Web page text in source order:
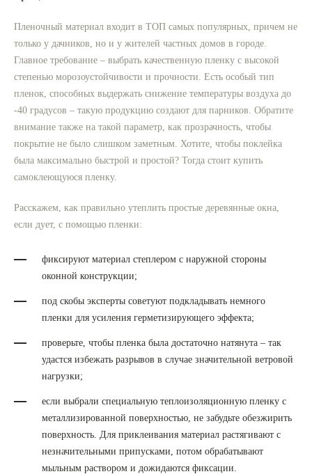
Пленочный материал входит в ТОП самых популярных, причем не
только у дачников, но и у жителей частных домов в городе.
Главное требование – выбрать качественную пленку с высокой
степенью морозоустойчивости и прочности. Есть особый тип
пленок, способных выдержать снижение температуры воздуха до
-40 градусов – такую продукцию создают для парников. Обратите
внимание также на такой параметр, как прозрачность, чтобы
покрытие не было слишком заметным. Хотите, чтобы поклейка
была максимально быстрой и простой? Тогда стоит купить
самоклеющуюся пленку.
Расскажем, как правильно утеплить простые деревянные окна,
если дует, с помощью пленки:
фиксируют материал степлером с наружной стороны
оконной конструкции;
под скобы эксперты советуют подкладывать немного
пленки для усиления герметизирующего эффекта;
проверьте, чтобы пленка была достаточно натянута – так
удастся избежать разрывов в случае значительной ветровой
нагрузки;
если выбрали специальную теплоизоляционную пленку с
металлизированной поверхностью, не забудьте обезжирить
поверхность. Для приклеивания материал растягивают с
незначительными припусками, потом обрабатывают
мыльным раствором и дожидаются фиксации.